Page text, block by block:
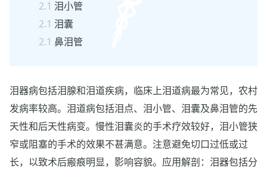
泪小管
泪囊
鼻泪管
泪器病包括泪腺和泪道疾病，临床上泪道病最为常见，农村
发病率较高。泪道病包括泪点、泪小管、泪囊及鼻泪管的先
天性和后天性病变。慢性泪囊炎的手术疗效较好，泪小管狭
窄或阻塞的手术的效果不甚满意。注意避免切口过低或过
长，以致术后瘢痕明显，影响容貌。应用解剖：泪器包括分